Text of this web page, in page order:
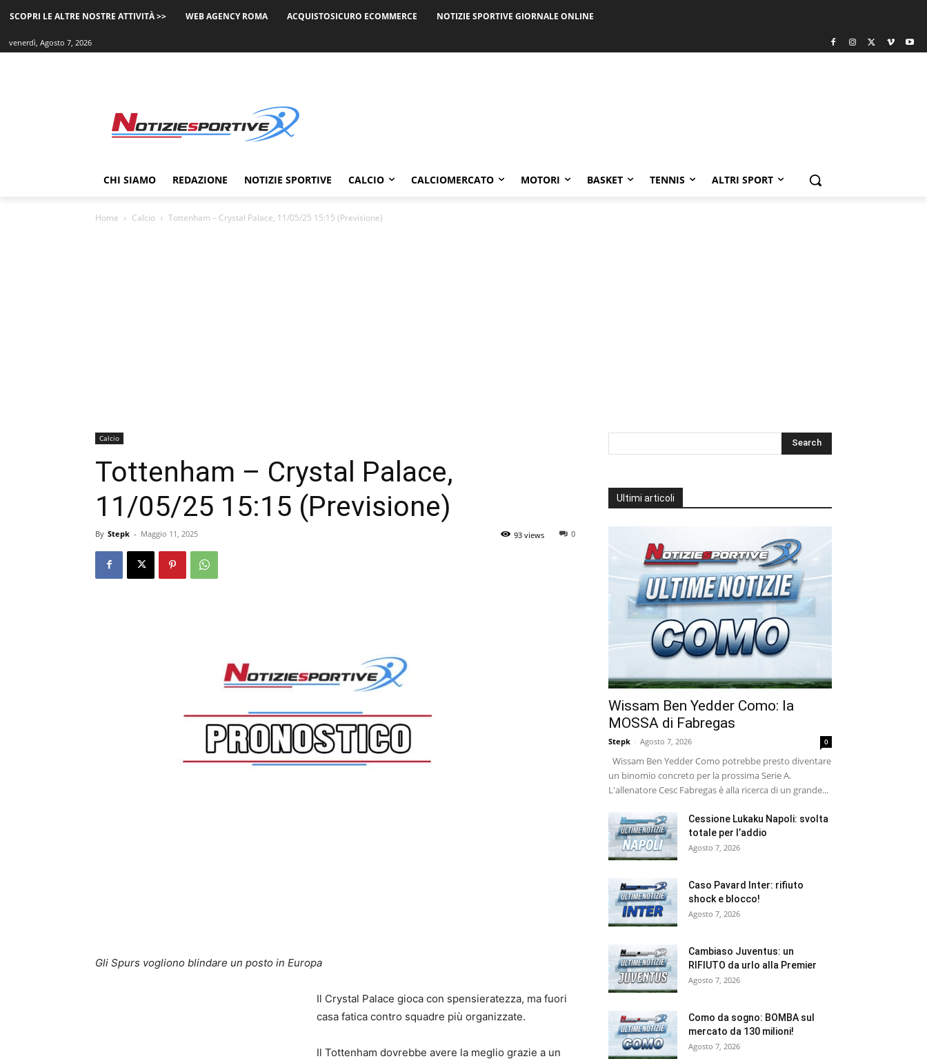
SCOPRI LE ALTRE NOSTRE ATTIVITÀ >> WEB AGENCY ROMA ACQUISTOSICURO ECOMMERCE NOTIZIE SPORTIVE GIORNALE ONLINE
venerdì, Agosto 7, 2026
CHI SIAMO REDAZIONE NOTIZIE SPORTIVE CALCIO CALCIOMERCATO MOTORI BASKET TENNIS ALTRI SPORT
Home Calcio Tottenham – Crystal Palace, 11/05/25 15:15 (Previsione)
Calcio
Tottenham – Crystal Palace,
11/05/25 15:15 (Previsione)
By Stepk - Maggio 11, 2025 0
93 views
Gli Spurs vogliono blindare un posto in Europa
Il Crystal Palace gioca con spensieratezza, ma fuori
casa fatica contro squadre più organizzate.
Il Tottenham dovrebbe avere la meglio grazie a un
Ultimi articoli
Wissam Ben Yedder Como: la
MOSSA di Fabregas
Stepk - Agosto 7, 2026 0
Wissam Ben Yedder Como potrebbe presto diventare
un binomio concreto per la prossima Serie A.
L'allenatore Cesc Fabregas è alla ricerca di un grande...
Cessione Lukaku Napoli: svolta
totale per l’addio
Agosto 7, 2026
Caso Pavard Inter: rifiuto
shock e blocco!
Agosto 7, 2026
Cambiaso Juventus: un
RIFIUTO da urlo alla Premier
Agosto 7, 2026
Como da sogno: BOMBA sul
mercato da 130 milioni!
Agosto 7, 2026